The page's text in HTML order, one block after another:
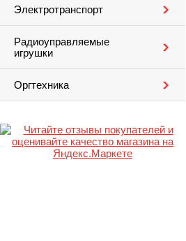
Электротранспорт
Радиоуправляемые
игрушки
Оргтехника